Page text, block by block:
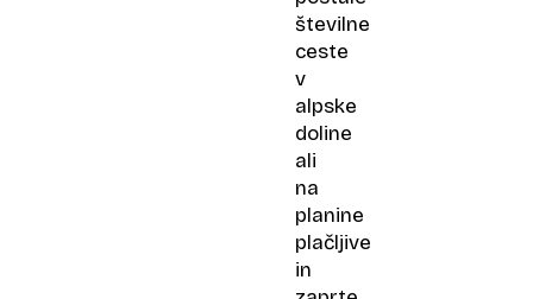
številne
ceste
v
alpske
doline
ali
na
planine
plačljive
in